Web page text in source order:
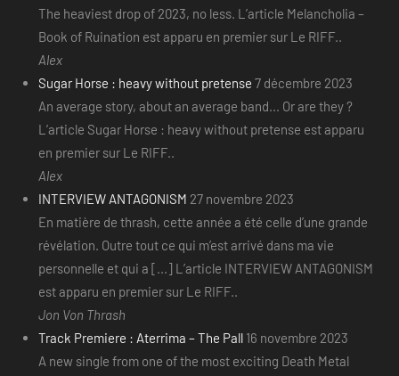
The heaviest drop of 2023, no less. L’article Melancholia –
Book of Ruination est apparu en premier sur Le RIFF..
Alex
Sugar Horse : heavy without pretense 7 décembre 2023
An average story, about an average band... Or are they ?
L’article Sugar Horse : heavy without pretense est apparu
en premier sur Le RIFF..
Alex
INTERVIEW ANTAGONISM 27 novembre 2023
En matière de thrash, cette année a été celle d’une grande
révélation. Outre tout ce qui m’est arrivé dans ma vie
personnelle et qui a [...] L’article INTERVIEW ANTAGONISM
est apparu en premier sur Le RIFF..
Jon Von Thrash
Track Premiere : Aterrima – The Pall 16 novembre 2023
A new single from one of the most exciting Death Metal